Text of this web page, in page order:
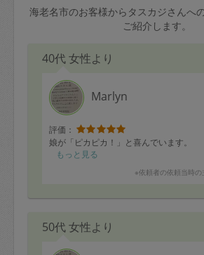
海老名市のお客様からタスカジさんへ
ご紹介します。
40代 女性より
Marlyn
評価：
娘が「ピカピカ！」と喜んでいます。
もっと見る
※依頼者の依頼当時の
50代 女性より